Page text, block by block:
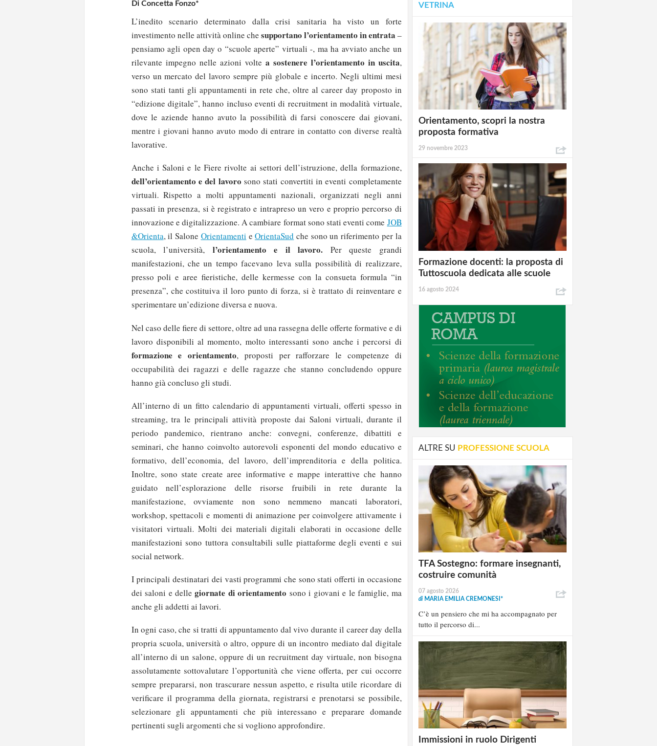
Di Concetta Fonzo*
L’inedito scenario determinato dalla crisi sanitaria ha visto un forte
investimento nelle attività online che supportano l’orientamento in entrata –
pensiamo agli open day o “scuole aperte” virtuali -, ma ha avviato anche un
rilevante impegno nelle azioni volte a sostenere l’orientamento in uscita,
verso un mercato del lavoro sempre più globale e incerto. Negli ultimi mesi
sono stati tanti gli appuntamenti in rete che, oltre al career day proposto in
“edizione digitale”, hanno incluso eventi di recruitment in modalità virtuale,
dove le aziende hanno avuto la possibilità di farsi conoscere dai giovani,
mentre i giovani hanno avuto modo di entrare in contatto con diverse realtà
lavorative.
Anche i Saloni e le Fiere rivolte ai settori dell’istruzione, della formazione,
dell’orientamento e del lavoro sono stati convertiti in eventi completamente
virtuali. Rispetto a molti appuntamenti nazionali, organizzati negli anni
passati in presenza, si è registrato e intrapreso un vero e proprio percorso di
innovazione e digitalizzazione. A cambiare format sono stati eventi come JOB
&Orienta, il Salone Orientamenti eOrientaSud che sono un riferimento per la
scuola, l’università, l’orientamento e il lavoro. Per queste grandi
manifestazioni, che un tempo facevano leva sulla possibilità di realizzare,
presso poli e aree fieristiche, delle kermesse con la consueta formula “in
presenza”, che costituiva il loro punto di forza, si è trattato di reinventare e
sperimentare un’edizione diversa e nuova.
Nel caso delle fiere di settore, oltre ad una rassegna delle offerte formative e di
lavoro disponibili al momento, molto interessanti sono anche i percorsi di
formazione e orientamento, proposti per rafforzare le competenze di
occupabilità dei ragazzi e delle ragazze che stanno concludendo oppure
hanno già concluso gli studi.
All’interno di un fitto calendario di appuntamenti virtuali, offerti spesso in
streaming, tra le principali attività proposte dai Saloni virtuali, durante il
periodo pandemico, rientrano anche: convegni, conferenze, dibattiti e
seminari, che hanno coinvolto autorevoli esponenti del mondo educativo e
formativo, dell’economia, del lavoro, dell’imprenditoria e della politica.
Inoltre, sono state create aree informative e mappe interattive che hanno
guidato nell’esplorazione delle risorse fruibili in rete durante la
manifestazione, ovviamente non sono nemmeno mancati laboratori,
workshop, spettacoli e momenti di animazione per coinvolgere attivamente i
visitatori virtuali. Molti dei materiali digitali elaborati in occasione delle
manifestazioni sono tuttora consultabili sulle piattaforme degli eventi e sui
social network.
I principali destinatari dei vasti programmi che sono stati offerti in occasione
dei saloni e dellegiornate di orientamento sono i giovani e le famiglie, ma
anche gli addetti ai lavori.
In ogni caso, che si tratti di appuntamento dal vivo durante il career day della
propria scuola, università o altro, oppure di un incontro mediato dal digitale
all’interno di un salone, oppure di un recruitment day virtuale, non bisogna
assolutamente sottovalutare l’opportunità che viene offerta, per cui occorre
sempre prepararsi, non trascurare nessun aspetto, e risulta utile ricordare di
verificare il programma della giornata, registrarsi e prenotarsi se possibile,
selezionare gli appuntamenti che più interessano e preparare domande
pertinenti sugli argomenti che si vogliono approfondire.
VETRINA
Orientamento, scopri la nostra
proposta formativa
29 novembre 2023
Formazione docenti: la proposta di
Tuttoscuola dedicata alle scuole
16 agosto 2024
ALTRE SU PROFESSIONE SCUOLA
TFA Sostegno: formare insegnanti,
costruire comunità
07 agosto 2026
di MARIA EMILIA CREMONESI*
C’è un pensiero che mi ha accompagnato per
tutto il percorso di...
Immissioni in ruolo Dirigenti